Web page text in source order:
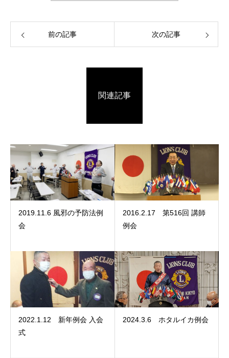
前の記事 次の記事
関連記事
2019.11.6 風邪の予防法例
会
2016.2.17 第516回 講師
例会
2022.1.12 新年例会 入会
式
2024.3.6 ホタルイカ例会